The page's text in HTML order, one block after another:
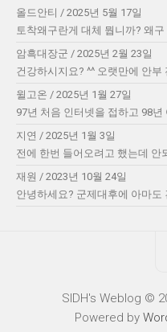
올드안티 / 2025년 5월 17일
토착왜구란게 대체 뭡니까? 왜
암흑대장군 / 2025년 2월 23일
건강하시지요? ^^ 오랫만에 안부
윌고온 / 2025년 1월 27일
97년 처음 인터넷을 접하고 98
지연 / 2025년 1월 3일
전에 한번 들어오려고 했는데 안
재원 / 2023년 10월 24일
안녕하세요? 군제대후에 아마도
SIDH′s Weblog ©
Powered by